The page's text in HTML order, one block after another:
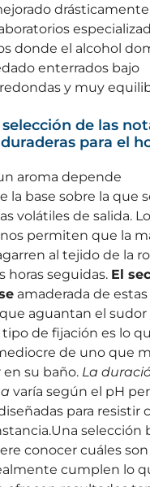
drásticamente
donde el alcohol
enterrados bajo
y muy
de las
para el
aroma depende
la base sobre la que
volátiles de salida.
permiten que la
al tejido de la
horas seguidas. El
amaderada de estas
aguantan el sudor
de fijación es lo
de uno que
su baño. La
varía según el pH
para resistir
selección
conocer cuáles son
cumplen lo